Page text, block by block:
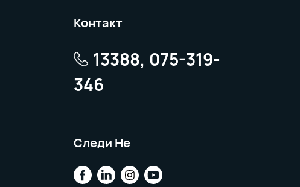
Контакт
13388, 075-319-
346
Следи Не